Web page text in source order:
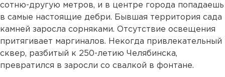
сотню-другую метров, и в центре города попадаешь
в самые настоящие дебри. Бывшая территория сада
камней заросла сорняками. Отсутствие освещения
притягивает маргиналов. Некогда привлекательный
сквер, разбитый к 250-летию Челябинска,
превратился в заросли со свалкой в фонтане.